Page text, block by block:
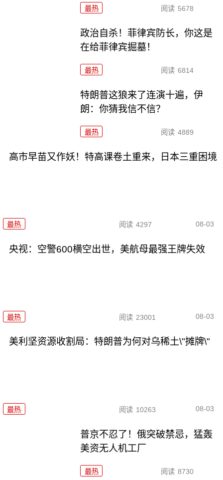
最热 阅读 5678
政治自杀！菲律宾防长，你这是
在给菲律宾掘墓！
最热 阅读 6814
特朗普这狼来了连演十遍，伊
朗：你猜我信不信？
最热 阅读 4889
高市早苗又作妖！特高课卷土重来，日本三重困境
最热 阅读 4297 08-03
央视：空警600横空出世，美航母最强王牌失效
最热 阅读 23001 08-03
美利坚资源收割局：特朗普为何对乌稀土\"摊牌\"
最热 阅读 10263 08-03
普京不忍了！俄突破禁忌，猛轰
美资无人机工厂
最热 阅读 8730